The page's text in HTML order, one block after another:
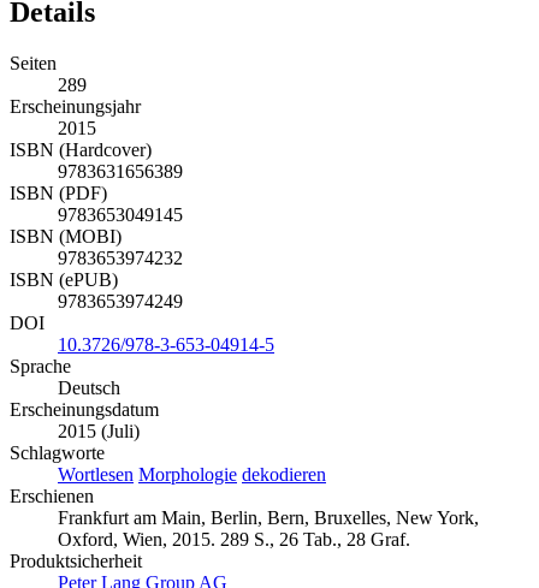
Details
Seiten
289
Erscheinungsjahr
2015
ISBN (Hardcover)
9783631656389
ISBN (PDF)
9783653049145
ISBN (MOBI)
9783653974232
ISBN (ePUB)
9783653974249
DOI
10.3726/978-3-653-04914-5
Sprache
Deutsch
Erscheinungsdatum
2015 (Juli)
Schlagworte
Wortlesen Morphologie dekodieren
Erschienen
Frankfurt am Main, Berlin, Bern, Bruxelles, New York,
Oxford, Wien, 2015. 289 S., 26 Tab., 28 Graf.
Produktsicherheit
Peter Lang Group AG